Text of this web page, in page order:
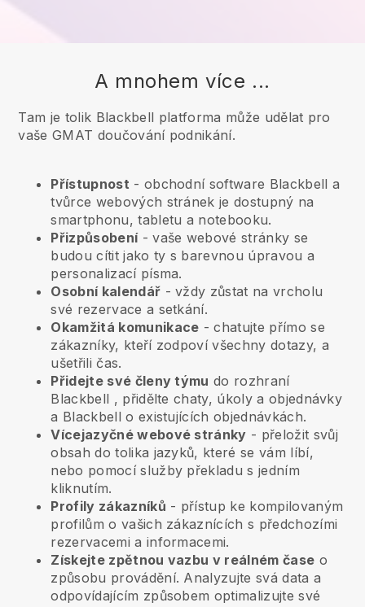
A mnohem více ...
Tam je tolik Blackbell platforma může udělat pro
vaše GMAT doučování podnikání.
Přístupnost - obchodní software Blackbell a
tvůrce webových stránek je dostupný na
smartphonu, tabletu a notebooku.
Přizpůsobení- vaše webové stránky se
budou cítit jako ty s barevnou úpravou a
personalizací písma.
Osobní kalendář - vždy zůstat na vrcholu
své rezervace a setkání.
Okamžitá komunikace - chatujte přímo se
zákazníky, kteří zodpoví všechny dotazy, a
ušetřili čas.
Přidejte své členy týmu do rozhraní
Blackbell , přidělte chaty, úkoly a objednávky
a Blackbell o existujících objednávkách.
Vícejazyčné webové stránky - přeložit svůj
obsah do tolika jazyků, které se vám líbí,
nebo pomocí služby překladu s jedním
kliknutím.
Profily zákazníků - přístup ke kompilovaným
profilům o vašich zákaznících s předchozími
rezervacemi a informacemi.
Získejte zpětnou vazbu v reálném čase o
způsobu provádění. Analyzujte svá data a
odpovídajícím způsobem optimalizujte své